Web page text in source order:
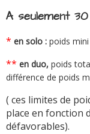
A seulement
* en solo : poids mini
** en duo, poids
différence de poids
( ces limites de
place en fonction
défavorables).